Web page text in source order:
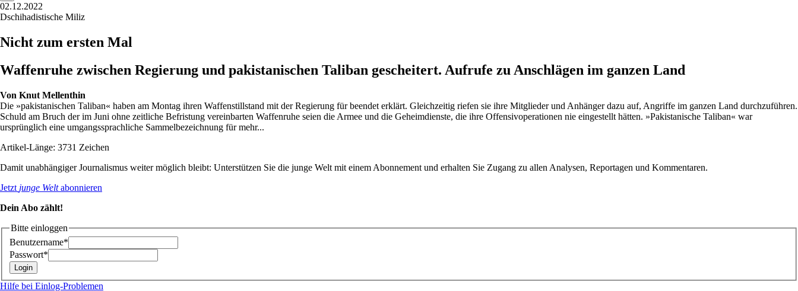
02.12.2022
Dschihadistische Miliz
Nicht zum ersten Mal
Waffenruhe zwischen Regierung und pakistanischen Taliban gescheitert. Aufrufe zu Anschlägen im ganzen Land
Von Knut Mellenthin
Die »pakistanischen Taliban« haben am Montag ihren Waffenstillstand mit der Regierung für beendet erklärt. Gleichzeitig riefen sie ihre Mitglieder und Anhänger dazu auf, Angriffe im ganzen Land durchzuführen.
Schuld am Bruch der im Juni ohne zeitliche Befristung vereinbarten Waffenruhe seien die Armee und die Geheimdienste, die ihre Offensivoperationen nie eingestellt hätten. »Pakistanische Taliban« war
ursprünglich eine umgangssprachliche Sammelbezeichnung für mehr...
Artikel-Länge: 3731 Zeichen
Damit unabhängiger Journalismus weiter möglich bleibt: Unterstützen Sie die junge Welt mit einem Abonnement und erhalten Sie Zugang zu allen Analysen, Reportagen und Kommentaren.
Jetzt junge Weltabonnieren
Dein Abo zählt!
Bitte einloggen
Benutzername*
Passwort*
Hilfe bei Einlog-Problemen